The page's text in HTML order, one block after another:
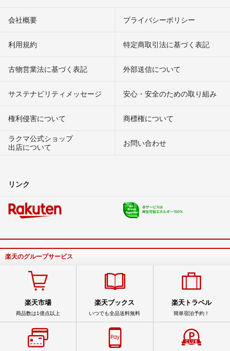
会社概要 プライバシーポリシー
利用規約 特定商取引法に基づく表記
古物営業法に基づく表記 外部送信について
サステナビリティメッセージ 安心・安全のための取り組み
権利侵害について
商標権について
ラクマ公式ショップ
出店について
お問い合わせ
リンク
楽天のグループサービス
楽天市場
商品数は1億点以上
楽天ブックス
いつでも全品送料無料
楽天トラベル
簡単宿泊予約！